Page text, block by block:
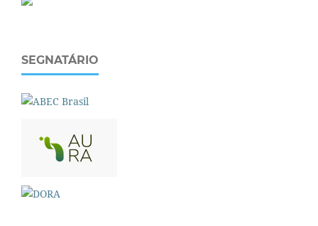
SEGNATÁRIO